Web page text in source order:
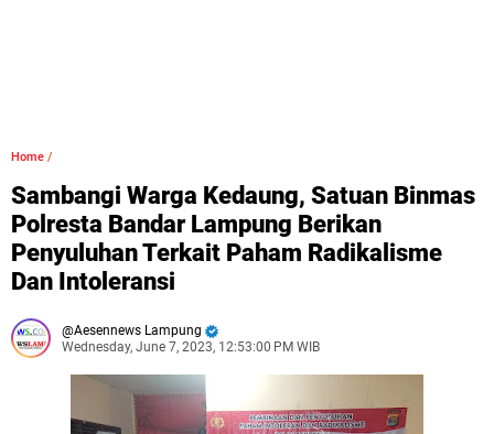
Home /
Sambangi Warga Kedaung, Satuan Binmas
Polresta Bandar Lampung Berikan
Penyuluhan Terkait Paham Radikalisme
Dan Intoleransi
Aesennews Lampung
Wednesday, June 7, 2023, 12:53:00 PM WIB